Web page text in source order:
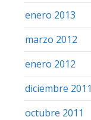
enero 2013
marzo 2012
enero 2012
diciembre 2011
octubre 2011